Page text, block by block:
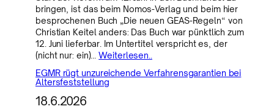
bringen, ist das beim Nomos-Verlag und beim hier
besprochenen Buch „Die neuen GEAS-Regeln“ von
Christian Keitel anders: Das Buch war pünktlich zum
12. Juni lieferbar. Im Untertitel verspricht es, der
(nicht nur: ein)…Weiterlesen..
EGMR rügt unzureichende Verfahrensgarantien bei
Altersfeststellung
18.6.2026